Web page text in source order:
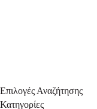
Επιλογές Αναζήτησης
Κατηγορίες